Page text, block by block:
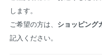
します。
ご希望の方は、 ショッピング
記入ください。